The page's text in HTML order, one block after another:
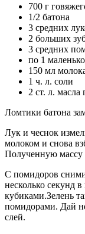
700 г
1/2 батона
3 средних
2 больших
3 средних
по 1
150 мл
1 ч. л. соли
2 ст. л. масла
Ломтики батона
Лук и чеснок
молоком и снова
Полученную
С помидоров
несколько секунд
кубиками.Зелень
помидорами. Дай
слей.